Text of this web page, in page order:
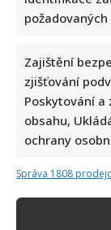
Zajištění
zjišťování
Poskytování a
obsahu,
ochrany
Správa 1808